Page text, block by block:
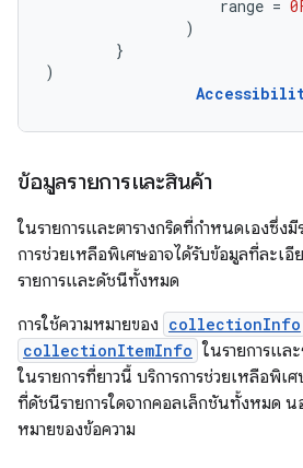
range =
)
}
)
ข้อมูลรายการและสินค้า
ในรายการและตารางกริดที่กำหนดเองซึ่งมี
การช่วยเหลือพิเศษอาจได้รับข้อมูลที่ละเ
รายการและดัชนีทั้งหมด
การใช้ความหมายของ collectionInfo
collectionItemInfo ในรายการและ
ในรายการที่ยาวนี้ บริการการช่วยเหลือพิเ
ที่ดัชนีรายการใดจากคอลเล็กชันทั้งหมด น
หมายของข้อความ